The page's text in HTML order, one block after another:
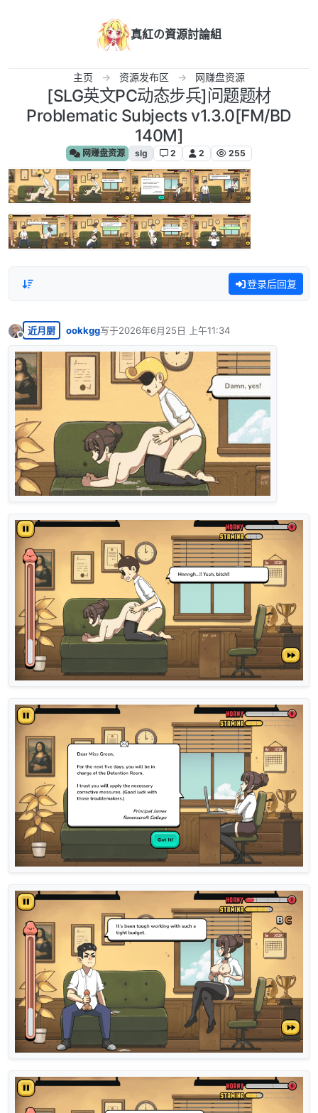
真紅の資源討論組
主页 资源发布区 网赚盘资源
[SLG英文PC动态步兵]问题题材
Problematic Subjects v1.3.0[FM/BD
140M]
网赚盘资源 slg 2 2 255
登录后回复
离线
近月厨 ookkgg写于2026年6月25日 上午11:34
最后由 编辑